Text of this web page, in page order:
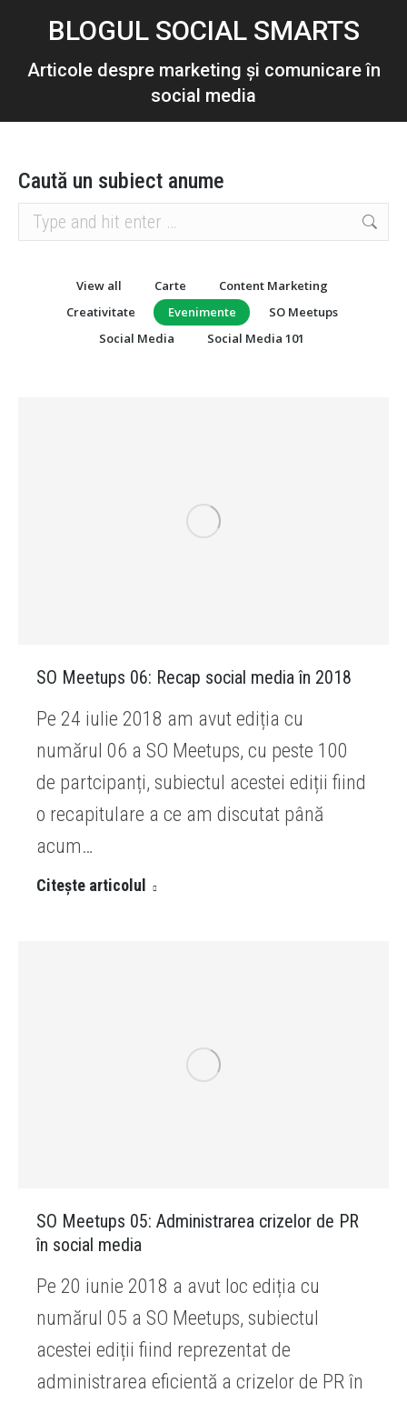
BLOGUL SOCIAL SMARTS
Articole despre marketing și comunicare în
social media
Caută un subiect anume
Search:
View all Carte
Content Marketing
Creativitate
Evenimente
SO Meetups
Social Media
Social Media 101
SO Meetups 06: Recap social media în 2018
Pe 24 iulie 2018 am avut ediția cu
numărul 06 a SO Meetups, cu peste 100
de partcipanți, subiectul acestei ediții fiind
o recapitulare a ce am discutat până
acum…
Citește articolul
SO Meetups 05: Administrarea crizelor de PR
în social media
Pe 20 iunie 2018 a avut loc ediția cu
numărul 05 a SO Meetups, subiectul
acestei ediții fiind reprezentat de
administrarea eficientă a crizelor de PR în